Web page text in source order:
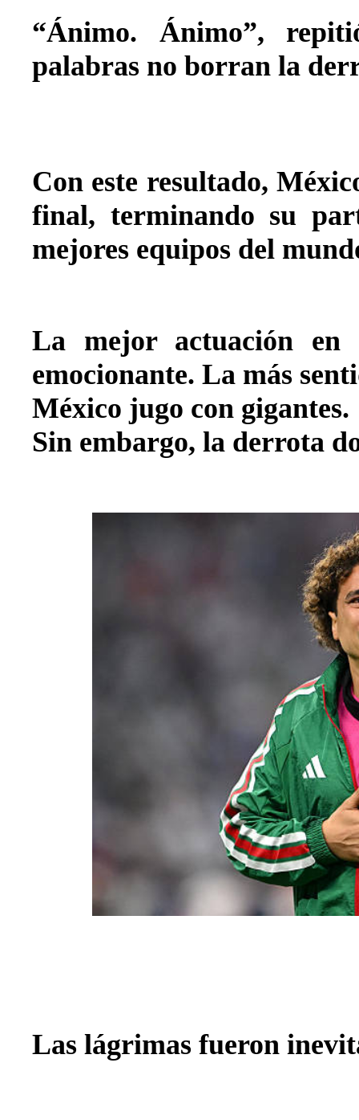
“Ánimo. Ánimo”,
palabras no borran la
Con este resultado,
final, terminando su
mejores equipos del
La mejor actuación en
emocionante. La más
México jugo con gigantes.
Sin embargo, la derrota
Las lágrimas fueron